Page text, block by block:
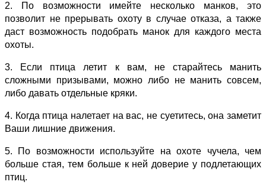
2. По возможности имейте несколько манков, это
позволит не прерывать охоту в случае отказа, а также
даст возможность подобрать манок для каждого места
охоты.
3. Если птица летит к вам, не старайтесь манить
сложными призывами, можно либо не манить совсем,
либо давать отдельные кряки.
4. Когда птица налетает на вас, не суетитесь, она заметит
Ваши лишние движения.
5. По возможности используйте на охоте чучела, чем
больше стая, тем больше к ней доверие у подлетающих
птиц.